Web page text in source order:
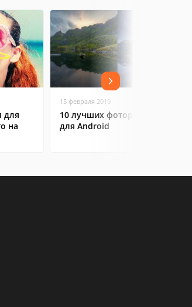
для
на
15 февраля 2019
10 лучших фоторедакторов
для Android